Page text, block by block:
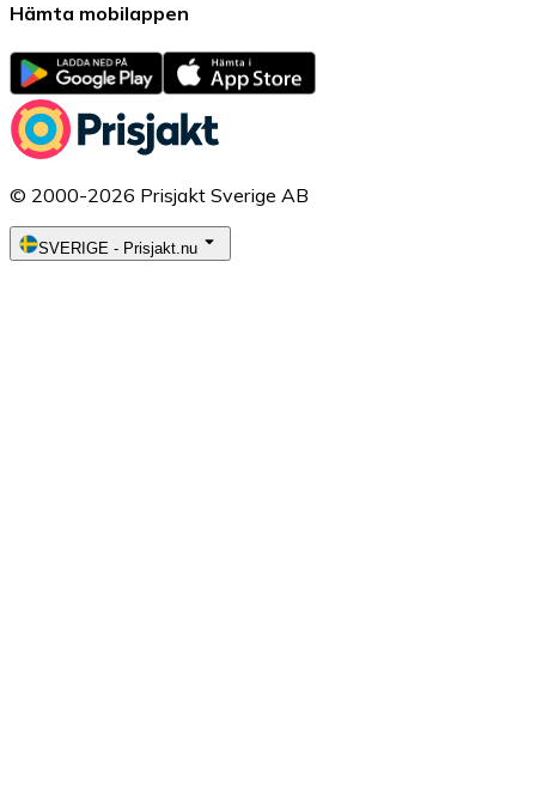
Hämta mobilappen
© 2000-2026 Prisjakt Sverige AB
SVERIGE - Prisjakt.nu